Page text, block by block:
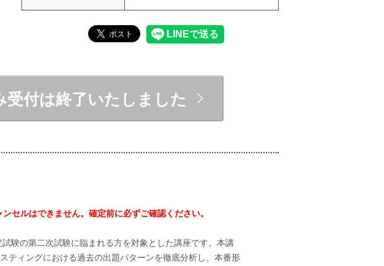
受付は終了いたしました
セルはできません。確定前に必ずご確認ください。
験の第二次試験に臨まれる方を対象とした講座です。本講
ティングにおける過去の出題パターンを徹底分析し、本番形